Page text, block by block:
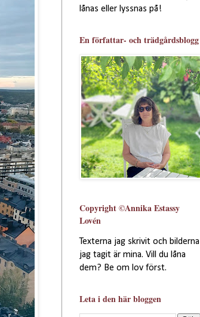
lånas eller lyssnas på!
En författar- och trädgårdsblogg
Copyright ©Annika Estassy
Lovén
Texterna jag skrivit och bilderna
jag tagit är mina. Vill du låna
dem? Be om lov först.
Leta i den här bloggen